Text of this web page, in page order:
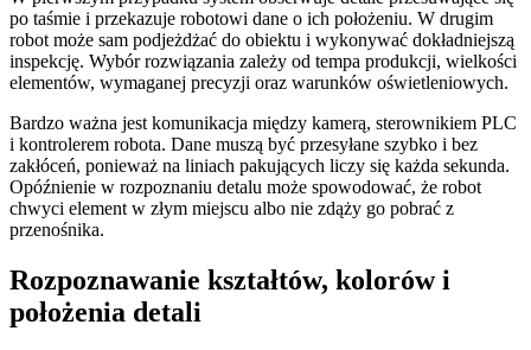
po taśmie i przekazuje robotowi dane o ich położeniu. W drugim
robot może sam podjeżdżać do obiektu i wykonywać dokładniejszą
inspekcję. Wybór rozwiązania zależy od tempa produkcji, wielkości
elementów, wymaganej precyzji oraz warunków oświetleniowych.
Bardzo ważna jest komunikacja między kamerą, sterownikiem PLC
i kontrolerem robota. Dane muszą być przesyłane szybko i bez
zakłóceń, ponieważ na liniach pakujących liczy się każda sekunda.
Opóźnienie w rozpoznaniu detalu może spowodować, że robot
chwyci element w złym miejscu albo nie zdąży go pobrać z
przenośnika.
Rozpoznawanie kształtów, kolorów i
położenia detali